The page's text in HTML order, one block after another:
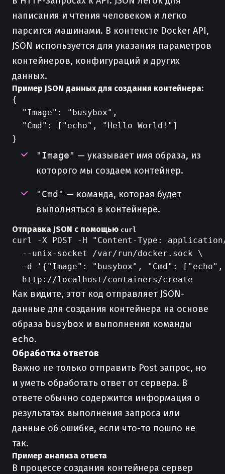
написания и чтения человеком и легко
парсится машинами. В контексте Docker API,
JSON используется для указания параметров
контейнеров, конфигураций и других
данных.
Пример JSON данных для создания контейнера:
{
  "Image": "busybox",
  "Cmd": ["echo", "Hello World!"]
"Image" — указывает имя образа, из
которого мы создаем контейнер.
"Cmd" — команда, которая будет
выполняться в контейнере.
Отправка JSON с помощью curl
curl -X POST -H "Content-Type:
  --unix-socket /var/run/docker.sock \
-d '{"Image": "busybox", "Cmd":
Как видите, этот код отправляет JSON-
данные для создания контейнера на основе
образа busybox и выполнения команды
echo.
Обработка ответов
Важно не только отправить Post запрос, но
и уметь обработать ответ от сервера. В
ответе обычно содержится информация о
результатах выполнения запроса или
данные об ошибке, если что-то пошло не
так.
Пример анализа ответа
В процессе создания контейнера сервер